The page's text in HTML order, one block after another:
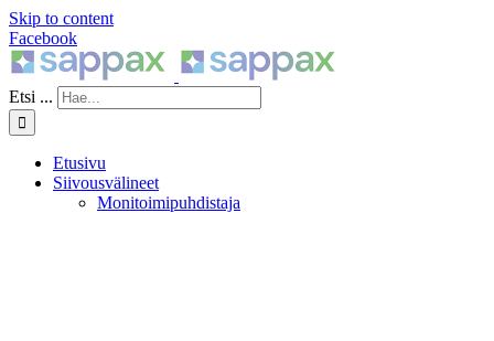
Skip to content
Facebook
Etsi ...
Etusivu
Siivousvälineet
Monitoimipuhdistaja